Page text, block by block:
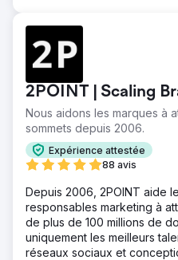
2POINT | Scaling
Nous aidons les marques à
sommets depuis 2006.
Expérience attestée
88 avis
Depuis 2006, 2POINT aide
responsables marketing à
de plus de 100 millions de
uniquement les meilleurs
réseaux sociaux et